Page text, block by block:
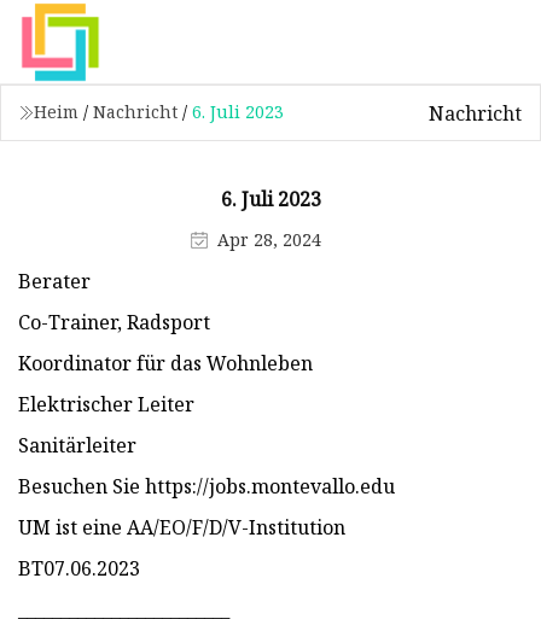
Heim / Nachricht / 6. Juli 2023 Nachricht
6. Juli 2023
Apr 28, 2024
Berater
Co-Trainer, Radsport
Koordinator für das Wohnleben
Elektrischer Leiter
Sanitärleiter
Besuchen Sie https://jobs.montevallo.edu
UM ist eine AA/EO/F/D/V-Institution
BT07.06.2023